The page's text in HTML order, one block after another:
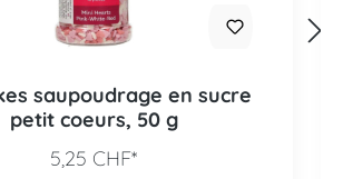
saupoudrage en sucre
petit coeurs, 50 g
5,25 CHF*